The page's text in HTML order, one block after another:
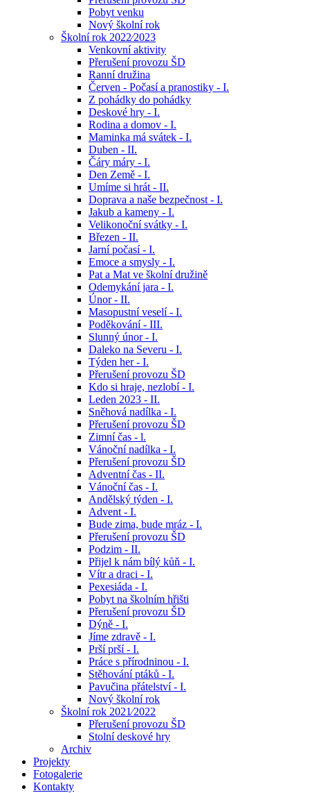
Pobyt venku
Nový školní rok
Školní rok 2022⁄2023
Venkovní aktivity
Přerušení provozu ŠD
Ranní družina
Červen - Počasí a pranostiky - I.
Z pohádky do pohádky
Deskové hry - I.
Rodina a domov - I.
Maminka má svátek - I.
Duben - II.
Čáry máry - I.
Den Země - I.
Umíme si hrát - II.
Doprava a naše bezpečnost - I.
Jakub a kameny - I.
Velikonoční svátky - I.
Březen - II.
Jarní počasí - I.
Emoce a smysly - I.
Pat a Mat ve školní družině
Odemykání jara - I.
Únor - II.
Masopustní veselí - I.
Poděkování - III.
Slunný únor - I.
Daleko na Severu - I.
Týden her - I.
Přerušení provozu ŠD
Kdo si hraje, nezlobí - I.
Leden 2023 - II.
Sněhová nadílka - I.
Přerušení provozu ŠD
Zimní čas - l.
Vánoční nadílka - I.
Přerušení provozu ŠD
Adventní čas - II.
Vánoční čas - I.
Andělský týden - I.
Advent - I.
Bude zima, bude mráz - I.
Přerušení provozu ŠD
Podzim - II.
Přijel k nám bílý kůň - I.
Vítr a draci - I.
Pexesiáda - I.
Pobyt na školním hřišti
Přerušení provozu ŠD
Dýně - I.
Jíme zdravě - I.
Prší prší - I.
Práce s přírodninou - I.
Stěhování ptáků - I.
Pavučina přátelství - I.
Nový školní rok
Školní rok 2021⁄2022
Přerušení provozu ŠD
Stolní deskové hry
Archiv
Projekty
Fotogalerie
Kontakty